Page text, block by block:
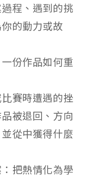
程、遇到的挑
的動力或故
份作品如何重
賽時遭遇的挫
被退回、方向
從中獲得什麼
把熱情化為學